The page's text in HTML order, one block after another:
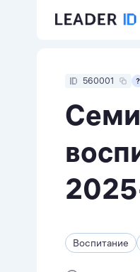
560001
Воспитание